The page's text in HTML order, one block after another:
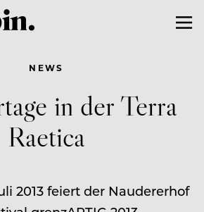
NEWS
in der Terra
Raetica
2013 feiert der Naudererhof